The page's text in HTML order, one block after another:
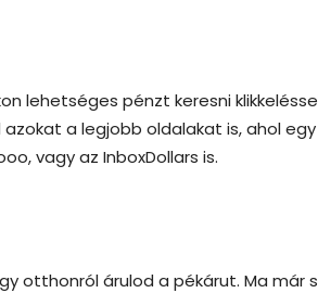
lehetséges pénzt keresni
a legjobb oldalakat is, ahol egy
vagy az InboxDollars is.
otthonról árulod a pékárut. Ma már